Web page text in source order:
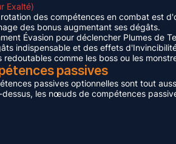
Exalté)
des compétences en combat est
des bonus augmentant ses dégâts.
Évasion pour déclencher Plumes de
indispensable et des effets
redoutables comme les boss ou les
passives
passives optionnelles sont tout
les nœuds de compétences